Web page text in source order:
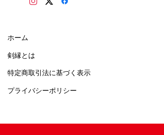
ホーム
剣縁とは
特定商取引法に基づく表示
プライバシーポリシー